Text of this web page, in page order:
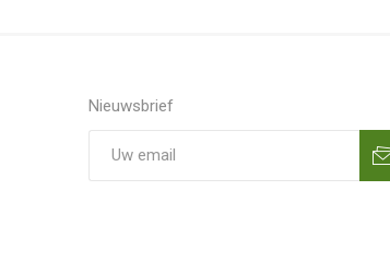
Nieuwsbrief